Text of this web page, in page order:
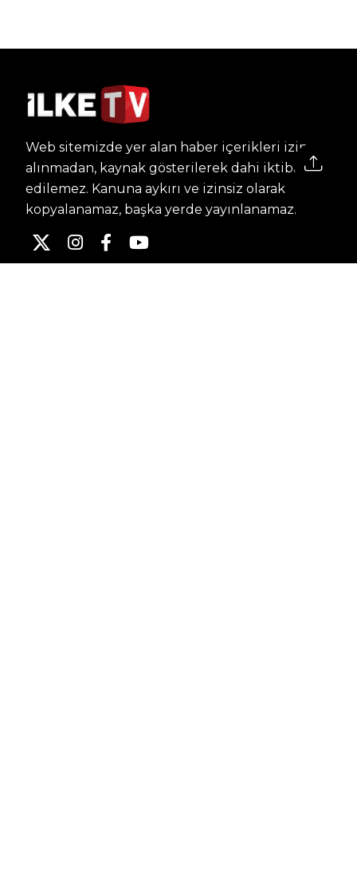
Web sitemizde yer alan haber içerikleri izin
alınmadan, kaynak gösterilerek dahi iktibas
edilemez. Kanuna aykırı ve izinsiz olarak
kopyalanamaz, başka yerde yayınlanamaz.